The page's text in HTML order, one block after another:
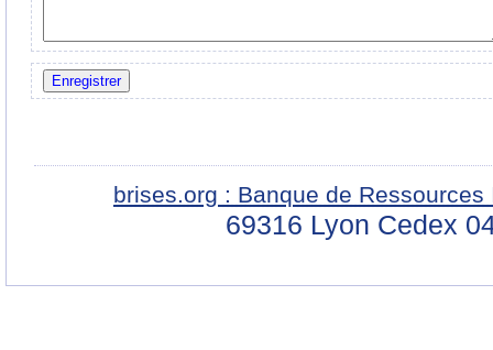
brises.org : Banque de
69316 Lyon Cedex